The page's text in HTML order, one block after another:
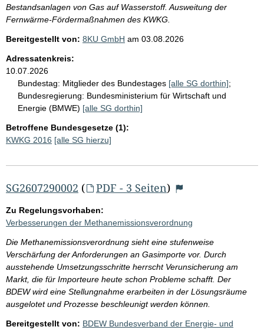
Bestandsanlagen von Gas auf Wasserstoff. Ausweitung der
Fernwärme-Fördermaßnahmen des KWKG.
Bereitgestellt von: 8KU GmbH am 03.08.2026
Adressatenkreis:
10.07.2026
Bundestag: Mitglieder des Bundestages [alle SG dorthin];
Bundesregierung: Bundesministerium für Wirtschaft und
Energie (BMWE) [alle SG dorthin]
Betroffene Bundesgesetze (1):
KWKG 2016 [alle SG hierzu]
SG2607290002 ( PDF - 3 Seiten)
Zu Regelungsvorhaben:
Verbesserungen der Methanemissionsverordnung
Die Methanemissionsverordnung sieht eine stufenweise
Verschärfung der Anforderungen an Gasimporte vor. Durch
ausstehende Umsetzungsschritte herrscht Verunsicherung am
Markt, die für Importeure heute schon Probleme schafft. Der
BDEW wird eine Stellungnahme erarbeiten in der Lösungsräume
ausgelotet und Prozesse beschleunigt werden können.
Bereitgestellt von: BDEW Bundesverband der Energie- und